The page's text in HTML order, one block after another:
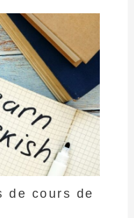
de cours de